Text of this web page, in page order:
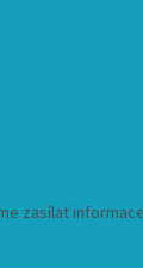
zasílat